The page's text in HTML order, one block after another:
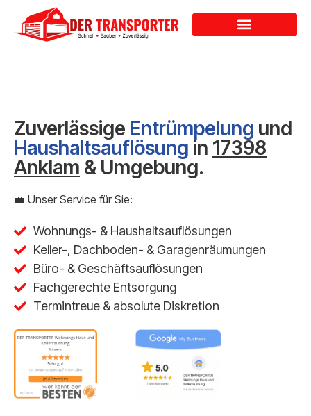
Zuverlässige Entrümpelung und
Haushaltsauflösung in 17398
Anklam & Umgebung.
💼 Unser Service für Sie:
Wohnungs- & Haushaltsauflösungen
Keller-, Dachboden- & Garagenräumungen
Büro- & Geschäftsauflösungen
Fachgerechte Entsorgung
Termintreue & absolute Diskretion